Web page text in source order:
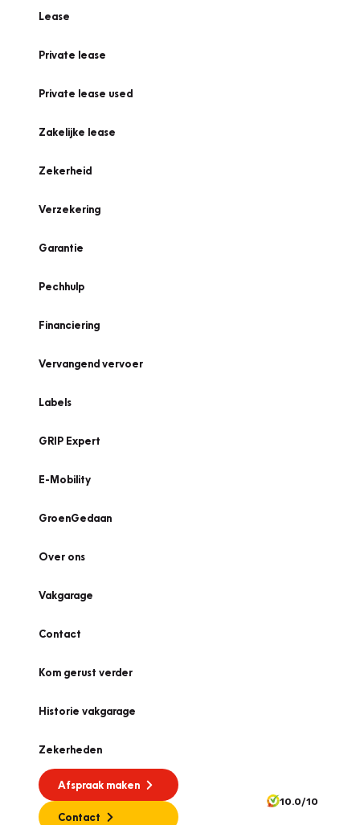
Lease
Private lease
Private lease used
Zakelijke lease
Zekerheid
Verzekering
Garantie
Pechhulp
Financiering
Vervangend vervoer
Labels
GRIP Expert
E-Mobility
GroenGedaan
Over ons
Vakgarage
Contact
Kom gerust verder
Historie vakgarage
Zekerheden
Afspraak maken
Contact
10.0/10